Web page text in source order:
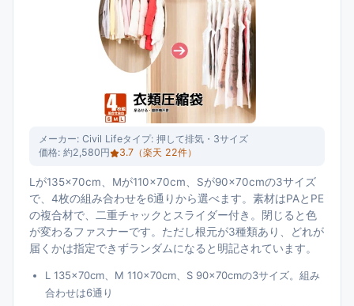
メーカー: Civil Lifeタイプ: 押して排気・3サイズ
価格: 約2,580円 3.7 （楽天 22件）
Lが135×70cm、Mが110×70cm、Sが90×70cmの3サイズ
で、4枚の組み合わせを6通りから選べます。素材はPAとPE
の複合材で、二重チャックとスライダー付き。閉じると色
が変わるファスナーです。ただし根元が3種類あり、どれが
届くかは指定できずランダムになると明記されています。
L 135×70cm、M 110×70cm、S 90×70cmの3サイズ。組み
合わせは6通り